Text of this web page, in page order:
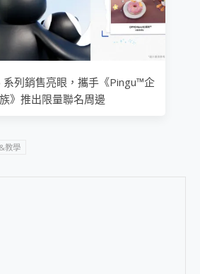
列銷售亮眼，攜手《Pingu™企
》推出限量聯名周邊
教學